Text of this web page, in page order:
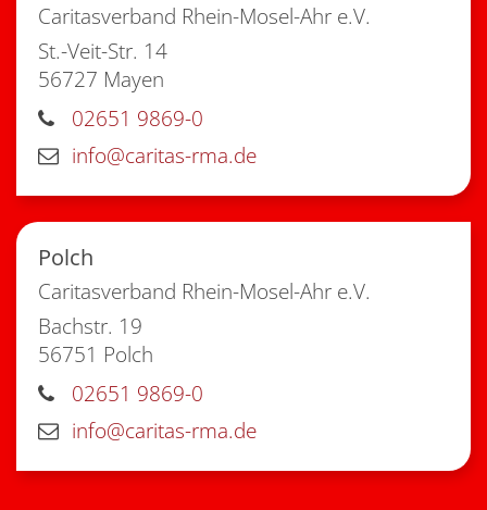
Caritasverband Rhein-Mosel-Ahr e.V.
St.-Veit-Str. 14
56727 Mayen
02651 9869-0
info@caritas-rma.de
Polch
Caritasverband Rhein-Mosel-Ahr e.V.
Bachstr. 19
56751 Polch
02651 9869-0
info@caritas-rma.de